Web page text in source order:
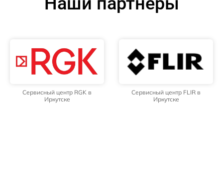
Сервисный центр RGK в
Иркутске
Сервисный центр FLIR в
Иркутске